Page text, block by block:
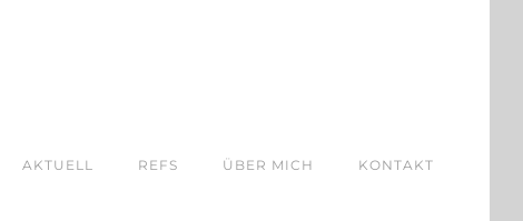
AKTUELL REFS ÜBER MICH KONTAKT